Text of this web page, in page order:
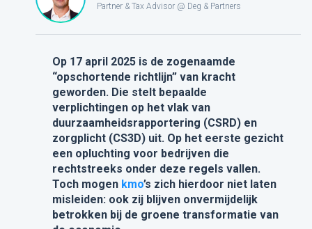
Partner & Tax Advisor @ Deg & Partners
Op 17 april 2025 is de zogenaamde
“opschortende richtlijn” van kracht
geworden. Die stelt bepaalde
verplichtingen op het vlak van
duurzaamheidsrapportering (CSRD) en
zorgplicht (CS3D) uit. Op het eerste gezicht
een opluchting voor bedrijven die
rechtstreeks onder deze regels vallen.
Toch mogen kmo’s zich hierdoor niet laten
misleiden: ook zij blijven onvermijdelijk
betrokken bij de groene transformatie van